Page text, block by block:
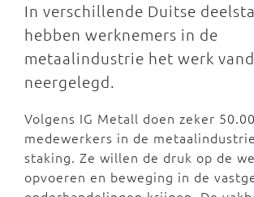
In verschillende Duitse
hebben werknemers in de
metaalindustrie het werk
neergelegd.
Volgens IG Metall doen zeker
medewerkers in de
staking. Ze willen de druk op de
opvoeren en beweging in de